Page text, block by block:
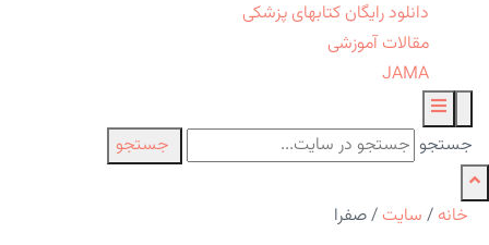
دانلود رایگان کتابهای پزشکی
مقالات آموزشی
JAMA
جستجو جستجو
خانه / سایت /صفرا